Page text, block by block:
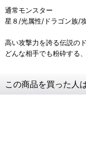
通常モンスター
星８/光属性/ドラゴン族/
高い攻撃力を誇る伝説のド
どんな相手でも粉砕する
この商品を買った人